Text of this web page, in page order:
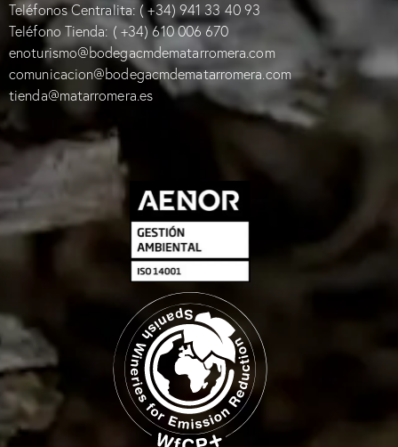
Teléfonos Centralita: ( +34) 941 33 40 93
Teléfono Tienda: ( +34) 610 006 670
enoturismo@bodegacmdematarromera.com
comunicacion@bodegacmdematarromera.com
tienda@matarromera.es